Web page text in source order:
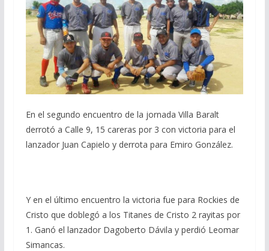
En el segundo encuentro de la jornada Villa Baralt
derrotó a Calle 9, 15 careras por 3 con victoria para el
lanzador Juan Capielo y derrota para Emiro González.
Y en el último encuentro la victoria fue para Rockies de
Cristo que doblegó a los Titanes de Cristo 2 rayitas por
1. Ganó el lanzador Dagoberto Dávila y perdió Leomar
Simancas.